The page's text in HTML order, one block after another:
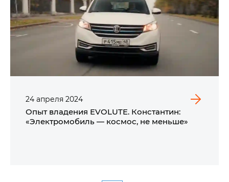
24 апреля 2024
Опыт владения EVOLUTE. Константин:
«Электромобиль — космос, не меньше»